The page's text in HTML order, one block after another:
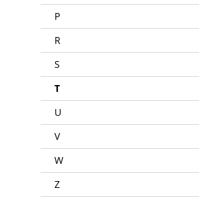
P
R
S
T
U
V
W
Z